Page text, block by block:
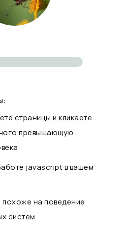
страницы и кликаете
превышающую
javascript в вашем
на поведение
систем